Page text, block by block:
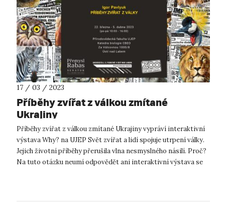
17 / 03 / 2023
Příběhy zvířat z válkou zmítané
Ukrajiny
Příběhy zvířat z válkou zmítané Ukrajiny vypráví interaktivní
výstava Why? na UJEP Svět zvířat a lidí spojuje utrpení války.
Jejich životní příběhy přerušila vlna nesmyslného násilí. Proč?
Na tuto otázku neumí odpovědět ani interaktivní výstava se